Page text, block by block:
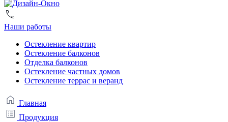
Наши работы
Остекление квартир
Остекление балконов
Отделка балконов
Остекление частных домов
Остекление террас и веранд
Главная
Продукция